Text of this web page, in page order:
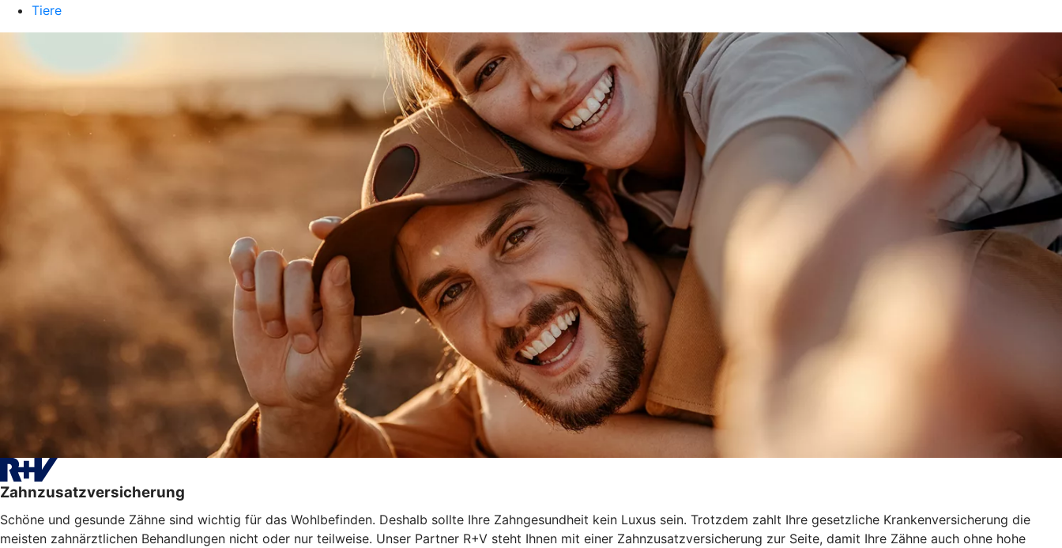
Tiere
Zahnzusatzversicherung
Schöne und gesunde Zähne sind wichtig für das Wohlbefinden. Deshalb sollte Ihre Zahngesundheit kein Luxus sein. Trotzdem zahlt Ihre gesetzliche Krankenversicherung die
meisten zahnärztlichen Behandlungen nicht oder nur teilweise. Unser Partner R+V steht Ihnen mit einer Zahnzusatzversicherung zur Seite, damit Ihre Zähne auch ohne hohe